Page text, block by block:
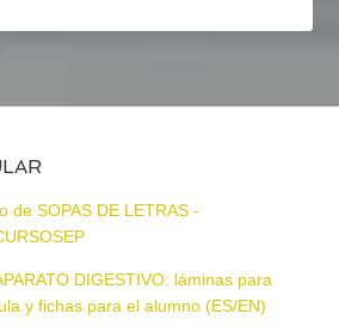
de SOPAS DE LETRAS -
DIGESTIVO: láminas para
y fichas para el alumno (ES/EN)